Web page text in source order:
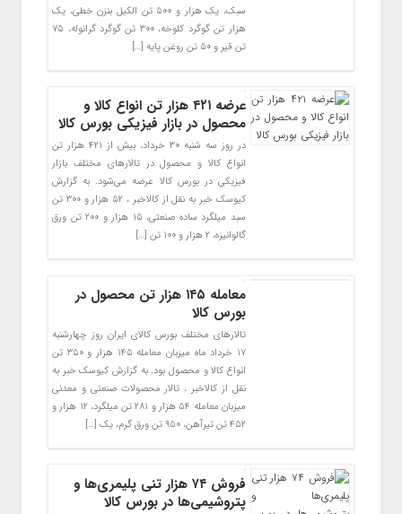
سبک، یک هزار و ۵۰۰ تن الکیل بنزن خطی، یک
هزار تن گوگرد کلوخه، ۳۰۰ تن گوگرد گرانوله، ۷۵
تن قیر و ۵۰ تن روغن پایه […]
عرضه ۴۲۱ هزار تن انواع کالا و
محصول در بازار فیزیکی بورس کالا
در روز سه شنبه ۳۰ خرداد، بیش از ۴۲۱ هزار تن
انواع کالا و محصول در تالارهای مختلف بازار
فیزیکی در بورس کالا عرضه می‌شود. به گزارش
کیوسک خبر به نقل از کالاخبر ، ۵۲ هزار و ۳۰۰ تن
سبد میلگرد ساده صنعتی، ۱۵ هزار و ۲۰۰ تن ورق
گالوانیزه، ۲ هزار و ۱۰۰ تن […]
معامله ۱۴۵ هزار تن محصول در
بورس کالا
تالارهای مختلف بورس کالای ایران روز چهارشنبه
۱۷ خرداد ماه میزبان معامله ۱۴۵ هزار و ۳۵۰ تن
انواع کالا و محصول بود. به گزارش کیوسک خبر به
نقل از کالاخبر ، تالار محصولات صنعتی و معدنی
میزبان معامله ۵۴ هزار و ۲۸۱ تن میلگرد، ۱۲ هزار و
۴۵۲ تن تیرآهن، ۹۵۰ تن ورق گرم، یک […]
فروش ۷۴ هزار تنی پلیمری‌ها و
پتروشیمی‌ها در بورس کالا